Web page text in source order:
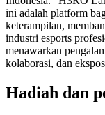
ini adalah platform
keterampilan,
industri esports
menawarkan
kolaborasi, dan
Hadiah dan